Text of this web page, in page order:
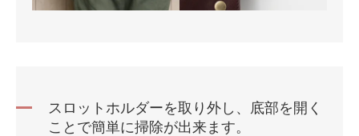
スロットホルダーを取り外し、底部を開く
ことで簡単に掃除が出来ます。